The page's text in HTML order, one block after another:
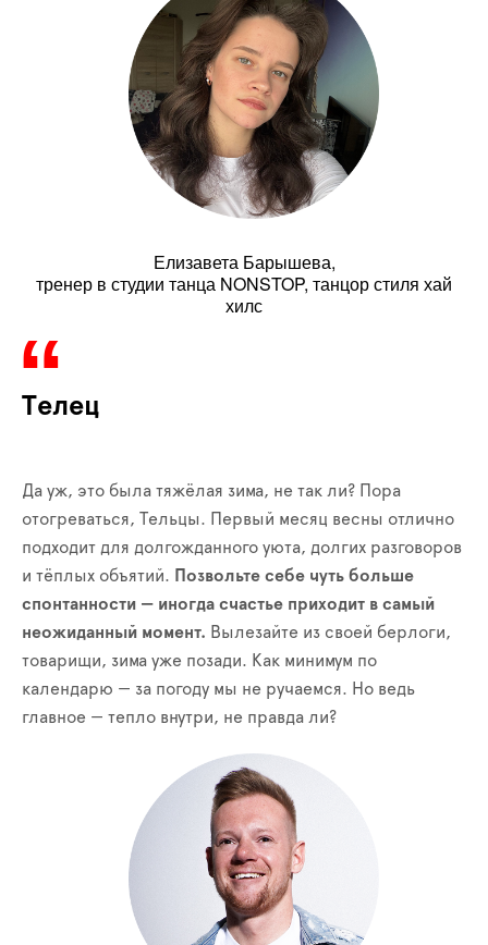
Елизавета Барышева,
тренер в студии танца NONSTOP, танцор стиля хай
хилс
Телец
Да уж, это была тяжёлая зима, не так ли? Пора
отогреваться, Тельцы. Первый месяц весны отлично
подходит для долгожданного уюта, долгих разговоров
и тёплых объятий. Позвольте себе чуть больше
спонтанности — иногда счастье приходит в самый
неожиданный момент. Вылезайте из своей берлоги,
товарищи, зима уже позади. Как минимум по
календарю — за погоду мы не ручаемся. Но ведь
главное — тепло внутри, не правда ли?